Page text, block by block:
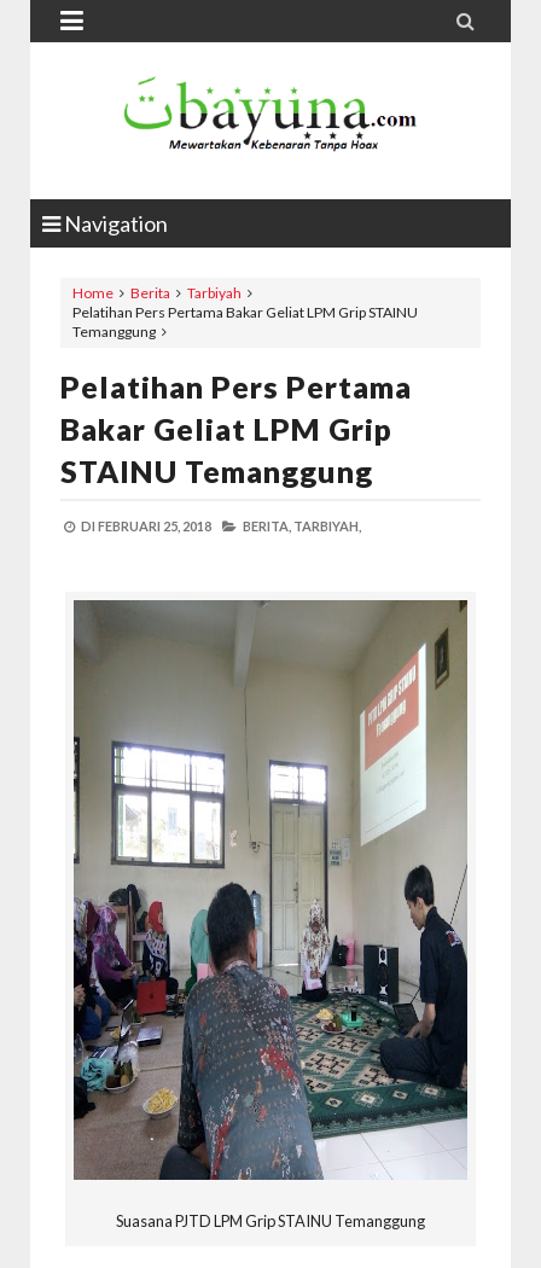
 
Navigation
Home Berita
Tarbiyah
Pelatihan Pers Pertama Bakar Geliat LPM Grip STAINU
Temanggung
Pelatihan Pers Pertama
Bakar Geliat LPM Grip
STAINU Temanggung
DI FEBRUARI 25, 2018 BERITA, TARBIYAH,
Suasana PJTD LPM Grip STAINU Temanggung